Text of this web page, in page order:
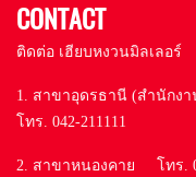
CONTACT
ติดต่อ เฮียบหงวนมิลเลอร์
1. สาขาอุดรธานี (สำนักง
โทร. 042-211111
2. สาขาหนองคาย โทร.